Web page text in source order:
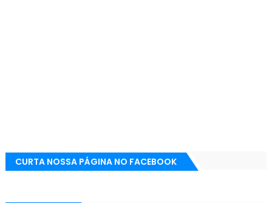
CURTA NOSSA PÁGINA NO FACEBOOK